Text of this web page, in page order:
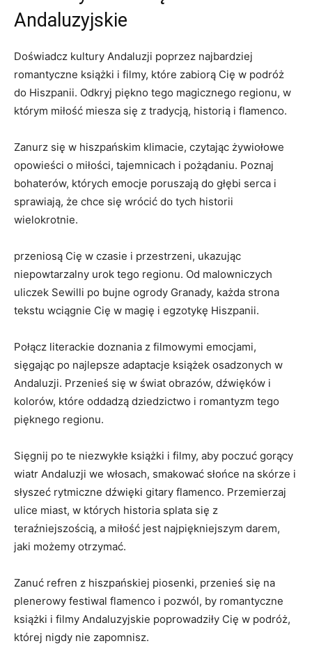
Andaluzyjskie
Doświadcz kultury Andaluzji poprzez najbardziej
⁢romantyczne książki ‌i⁣ filmy,‌ które zabiorą ⁢Cię w podróż
do ⁤Hiszpanii. ‍Odkryj​ piękno tego ‌magicznego regionu, w
którym miłość miesza się⁣ z tradycją, historią i flamenco.
Zanurz się w‍ hiszpańskim klimacie, czytając żywiołowe
opowieści o miłości, tajemnicach i pożądaniu. Poznaj
bohaterów, których emocje poruszają do głębi ⁤serca i
sprawiają, że ​chce ⁣się wrócić do tych historii
wielokrotnie.
przeniosą Cię w czasie i przestrzeni,⁤ ukazując ​
niepowtarzalny urok tego⁣ regionu. Od malowniczych
uliczek Sewilli ⁢po ‌bujne ‌ogrody⁤ Granady, każda strona
tekstu wciągnie ⁣Cię w magię i egzotykę Hiszpanii.
Połącz literackie⁢ doznania z filmowymi emocjami,
sięgając po najlepsze adaptacje książek⁣ osadzonych w
Andaluzji. Przenieś się w świat obrazów, dźwięków i
kolorów, które oddadzą dziedzictwo i romantyzm tego
pięknego regionu.
Sięgnij po te niezwykłe⁤ książki i⁣ filmy, aby poczuć gorący
‌wiatr Andaluzji we włosach,‍ smakować ‍słońce na skórze i
słyszeć rytmiczne dźwięki gitary flamenco. Przemierzaj
ulice miast,‍ w‌ których historia​ splata się z
teraźniejszością, a miłość jest najpiękniejszym darem,
jaki możemy otrzymać.
Zanuć ⁤refren z hiszpańskiej piosenki, przenieś się ‍na
plenerowy festiwal ‌flamenco ​i pozwól, by‌ romantyczne
książki i filmy⁢ Andaluzyjskie ‍poprowadziły Cię w podróż,
której ⁢nigdy‌ nie zapomnisz.